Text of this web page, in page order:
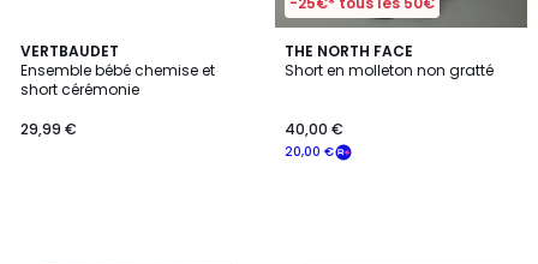
VERTBAUDET
Ensemble bébé chemise et
short cérémonie
29,99 €
THE NORTH FACE
Short en molleton non gratté
20,00 €
40,00 €